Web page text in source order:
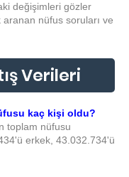
değişimleri gözler
nüfus soruları ve
Verileri
kaç kişi oldu?
toplam nüfusu
erkek, 43.032.734'ü